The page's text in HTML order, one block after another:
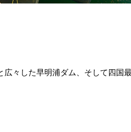
広々した早明浦ダム、そして四国